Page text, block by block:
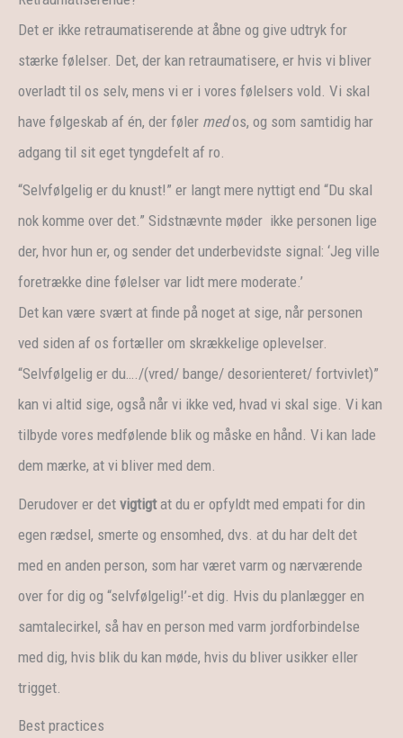
Det er ikke retraumatiserende at åbne og give udtryk for
stærke følelser. Det, der kan retraumatisere, er hvis vi bliver
overladt til os selv, mens vi er i vores følelsers vold. Vi skal
have følgeskab af én, der føler medos, og som samtidig har
adgang til sit eget tyngdefelt af ro.
“Selvfølgelig er du knust!” er langt mere nyttigt end “Du skal
nok komme over det.” Sidstnævnte møder ikke personen lige
der, hvor hun er, og sender det underbevidste signal: ‘Jeg ville
foretrække dine følelser var lidt mere moderate.’
Det kan være svært at finde på noget at sige, når personen
ved siden af os fortæller om skrækkelige oplevelser.
“Selvfølgelig er du…./(vred/ bange/ desorienteret/ fortvivlet)”
kan vi altid sige, også når vi ikke ved, hvad vi skal sige. Vi kan
tilbyde vores medfølende blik og måske en hånd. Vi kan lade
dem mærke, at vi bliver med dem.
Derudover er det vigtigtat du er opfyldt med empati for din
egen rædsel, smerte og ensomhed, dvs. at du har delt det
med en anden person, som har været varm og nærværende
over for dig og “selvfølgelig!’-et dig. Hvis du planlægger en
samtalecirkel, så hav en person med varm jordforbindelse
med dig, hvis blik du kan møde, hvis du bliver usikker eller
trigget.
Best practices